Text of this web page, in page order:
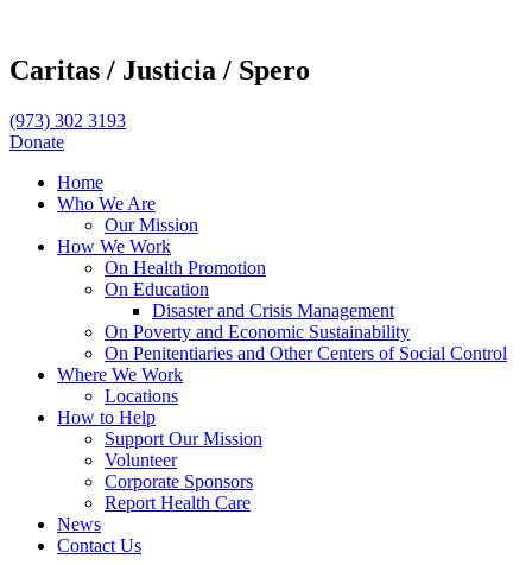
Caritas / Justicia / Spero
(973) 302 3193
Donate
Home
Who We Are
Our Mission
How We Work
On Health Promotion
On Education
Disaster and Crisis Management
On Poverty and Economic Sustainability
On Penitentiaries and Other Centers of Social Control
Where We Work
Locations
How to Help
Support Our Mission
Volunteer
Corporate Sponsors
Report Health Care
News
Contact Us